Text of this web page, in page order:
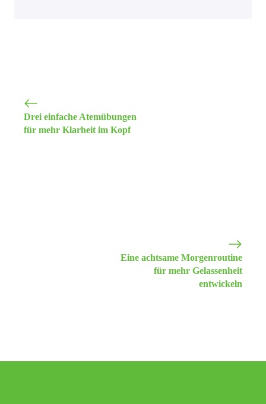
Drei einfache Atemübungen
für mehr Klarheit im Kopf
Eine achtsame Morgenroutine
für mehr Gelassenheit
entwickeln